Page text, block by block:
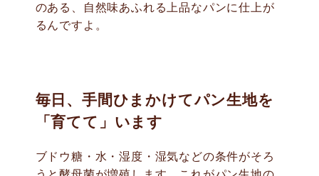
のある、自然味あふれる上品なパンに仕上が
るんですよ。
毎日、手間ひまかけてパン生地を
「育てて」います
ブドウ糖・水・湿度・湿気などの条件がそろ